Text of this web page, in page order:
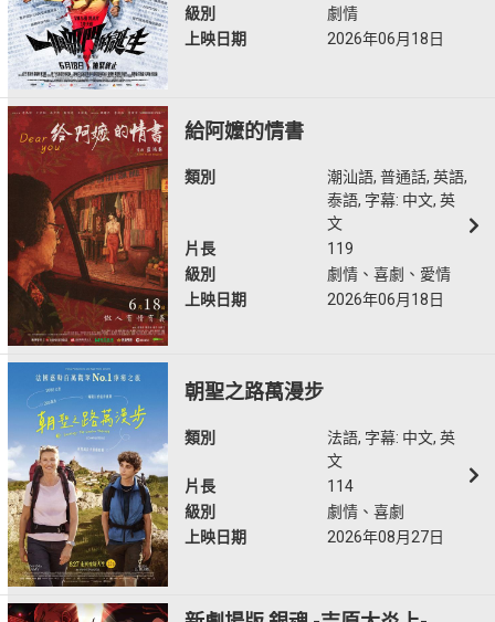
級別
劇情
上映日期
2026年06月18日
給阿嬤的情書
類別
潮汕語, 普通話, 英語,
泰語, 字幕: 中文, 英
文
片長
119
級別
劇情、喜劇、愛情
上映日期
2026年06月18日
朝聖之路萬漫步
類別
法語, 字幕: 中文, 英
文
片長
114
級別
劇情、喜劇
上映日期
2026年08月27日